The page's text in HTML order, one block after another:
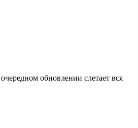
обновлении слетает вся